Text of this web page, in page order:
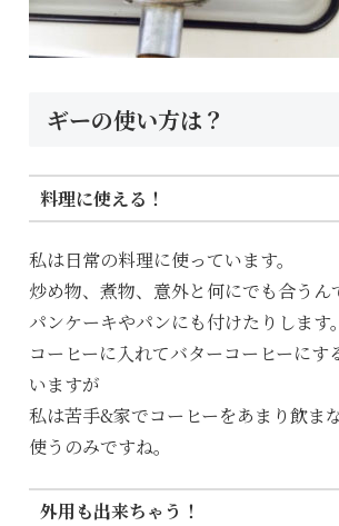
ギーの使い方は？
料理に使える！
私は日常の料理に使っています。
炒め物、煮物、意外と何にでも合うん
パンケーキやパンにも付けたりします。
コーヒーに入れてバターコーヒーにす
いますが
私は苦手&家でコーヒーをあまり飲ま
使うのみですね。
外用も出来ちゃう！